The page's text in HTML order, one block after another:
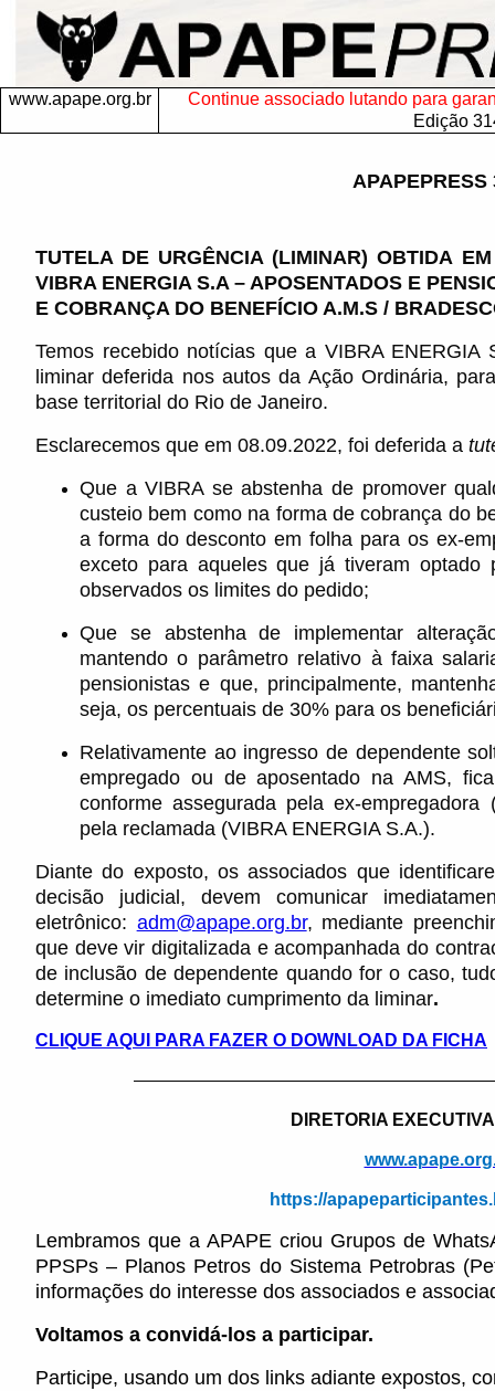
www.apape.org.br
Continue associado lutando para
Edição
APAPEPRESS
TUTELA DE URGÊNCIA (LIMINAR) OBTIDA
VIBRA ENERGIA S.A – APOSENTADOS E
E COBRANÇA DO BENEFÍCIO A.M.S /
Temos recebido notícias que a VIBRA
liminar deferida nos autos da Ação Ordinária,
base territorial do Rio de Janeiro.
Esclarecemos que em 08.09.2022, foi deferida a
Que a VIBRA se abstenha de promover
custeio bem como na forma de cobrança do
a forma do desconto em folha para os ex-
exceto para aqueles que já tiveram optado
observados os limites do pedido;
Que se abstenha de implementar
mantendo o parâmetro relativo à faixa
pensionistas e que, principalmente,
seja, os percentuais de 30% para os
Relativamente ao ingresso de dependente
empregado ou de aposentado na AMS,
conforme assegurada pela ex-
pela reclamada (VIBRA ENERGIA S.A.).
Diante do exposto, os associados que
decisão judicial, devem comunicar
eletrônico: adm@apape.org.br, mediante
que deve vir digitalizada e acompanhada do
de inclusão de dependente quando for o caso,
determine o imediato cumprimento da liminar.
CLIQUE AQUI PARA FAZER O DOWNLOAD DA FICHA
DIRETORIA
https://
Lembramos que a APAPE criou Grupos de
PPSPs – Planos Petros do Sistema Petrobras
informações do interesse dos associados e
Voltamos a convidá-los a participar.
Participe, usando um dos links adiante expostos,